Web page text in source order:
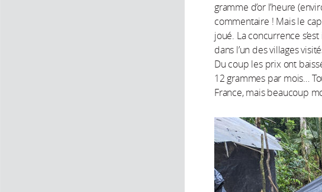
gramme d’or l’heure
commentaire ! Mais le
joué. La concurrence
dans l’un des villages
Du coup les prix ont
12 grammes par mois…
France, mais beaucoup